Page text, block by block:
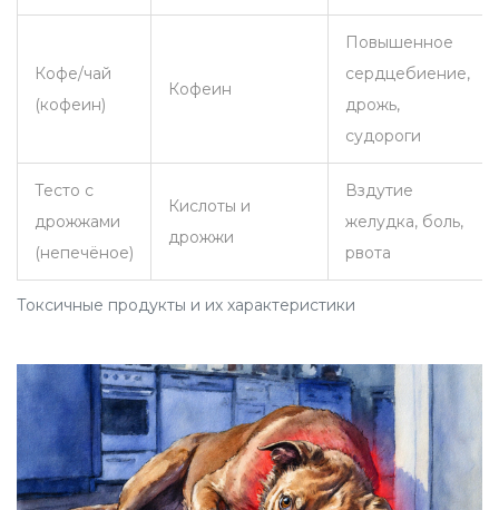
Токсичные продукты и их характеристики
Кофе/чай
(кофеин)
Кофеин
Повышенное
сердцебиение,
дрожь,
судороги
Тесто с
дрожжами
(непечёное)
Кислоты и
дрожжи
Вздутие
желудка, боль,
рвота